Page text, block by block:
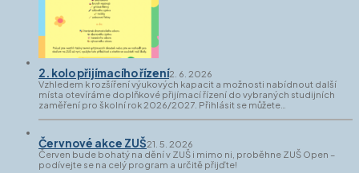
2. kolo přijímacího řízení2. 6. 2026
Vzhledem k rozšíření výukových kapacit a možnosti nabídnout další
místa otevíráme doplňkové přijímací řízení do vybraných studijních
zaměření pro školní rok 2026/2027. Přihlásit se můžete…
Červnové akce ZUŠ21. 5. 2026
Červen bude bohatý na dění v ZUŠ i mimo ni, proběhne ZUŠ Open –
podívejte se na celý program a určitě přijďte!